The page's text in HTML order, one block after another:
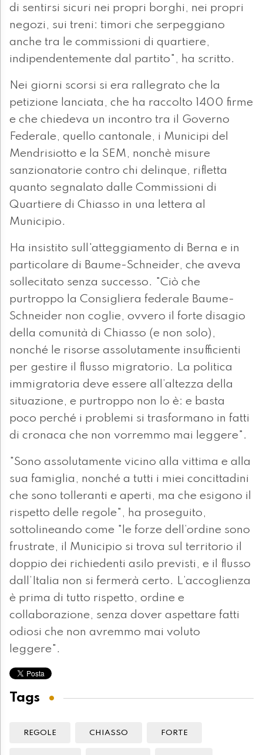
di sentirsi sicuri nei propri borghi, nei propri
negozi, sui treni: timori che serpeggiano
anche tra le commissioni di quartiere,
indipendentemente dal partito", ha scritto.
Nei giorni scorsi si era rallegrato che la
petizione lanciata, che ha raccolto 1400 firme
e che chiedeva un incontro tra il Governo
Federale, quello cantonale, i Municipi del
Mendrisiotto e la SEM, nonchè misure
sanzionatorie contro chi delinque, rifletta
quanto segnalato dalle Commissioni di
Quartiere di Chiasso in una lettera al
Municipio.
Ha insistito sull'atteggiamento di Berna e in
particolare di Baume-Schneider, che aveva
sollecitato senza successo. "Ciò che
purtroppo la Consigliera federale Baume-
Schneider non coglie, ovvero il forte disagio
della comunità di Chiasso (e non solo),
nonché le risorse assolutamente insufficienti
per gestire il flusso migratorio. La politica
immigratoria deve essere all’altezza della
situazione, e purtroppo non lo è: e basta
poco perché i problemi si trasformano in fatti
di cronaca che non vorremmo mai leggere".
"Sono assolutamente vicino alla vittima e alla
sua famiglia, nonché a tutti i miei concittadini
che sono tolleranti e aperti, ma che esigono il
rispetto delle regole", ha proseguito,
sottolineando come "le forze dell’ordine sono
frustrate, il Municipio si trova sul territorio il
doppio dei richiedenti asilo previsti, e il flusso
dall’Italia non si fermerà certo. L’accoglienza
è prima di tutto rispetto, ordine e
collaborazione, senza dover aspettare fatti
odiosi che non avremmo mai voluto
leggere".
Tags
REGOLE CHIASSO FORTE